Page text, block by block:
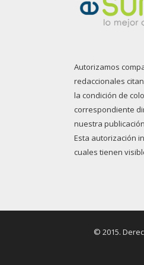
Autorizamos
redaccionales
la condición de
correspondiente
nuestra
Esta autorización
cuales tienen
© 2015.